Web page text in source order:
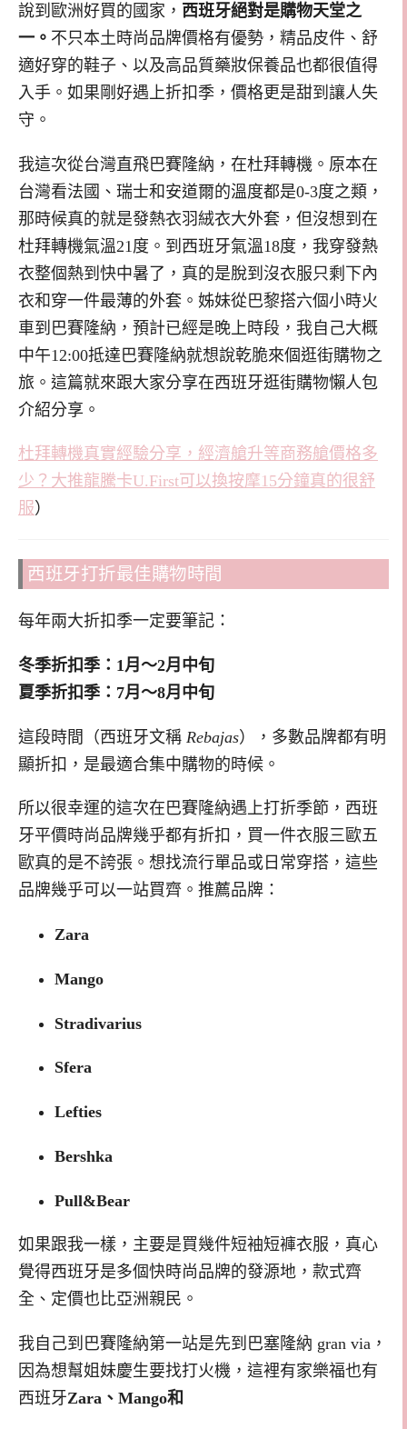
說到歐洲好買的國家， 西班牙絕對是購物天堂之
一。 不只本土時尚品牌價格有優勢，精品皮件、舒
適好穿的鞋子、以及高品質藥妝保養品也都很值得
入手。如果剛好遇上折扣季，價格更是甜到讓人失
守。
我這次從台灣直飛巴賽隆納，在杜拜轉機。原本在
台灣看法國、瑞士和安道爾的溫度都是0-3度之類，
那時候真的就是發熱衣羽絨衣大外套，但沒想到在
杜拜轉機氣溫21度。到西班牙氣溫18度，我穿發熱
衣整個熱到快中暑了，真的是脫到沒衣服只剩下內
衣和穿一件最薄的外套。姊妹從巴黎搭六個小時火
車到巴賽隆納，預計已經是晚上時段，我自己大概
中午12:00抵達巴賽隆納就想說乾脆來個逛街購物之
旅。這篇就來跟大家分享在西班牙逛街購物懶人包
介紹分享。
杜拜轉機真實經驗分享，經濟艙升等商務艙價格多
少？大推龍騰卡U.First可以換按摩15分鐘真的很舒
服）
西班牙打折最佳購物時間
每年兩大折扣季一定要筆記：
冬季折扣季：1月～2月中旬
夏季折扣季：7月～8月中旬
這段時間（西班牙文稱 Rebajas），多數品牌都有明
顯折扣，是最適合集中購物的時候。
所以很幸運的這次在巴賽隆納遇上打折季節，西班
牙平價時尚品牌幾乎都有折扣，買一件衣服三歐五
歐真的是不誇張。想找流行單品或日常穿搭，這些
品牌幾乎可以一站買齊。推薦品牌：
Zara
Mango
Stradivarius
Sfera
Lefties
Bershka
Pull&Bear
如果跟我一樣，主要是買幾件短袖短褲衣服，真心
覺得西班牙是多個快時尚品牌的發源地，款式齊
全、定價也比亞洲親民。
我自己到巴賽隆納第一站是先到巴塞隆納 gran via，
因為想幫姐妹慶生要找打火機，這裡有家樂福也有
西班牙Zara、Mango和